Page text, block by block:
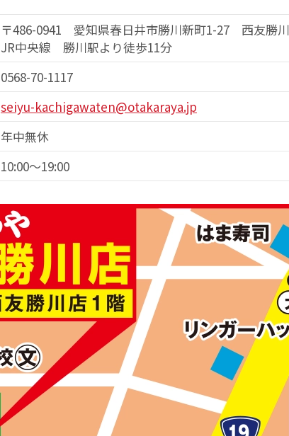
〒486-0941 愛知県春日井市勝川新町1-27 西友勝
JR中央線 勝川駅より徒歩11分
0568-70-1117
seiyu-kachigawaten@otakaraya.jp
年中無休
10:00～19:00